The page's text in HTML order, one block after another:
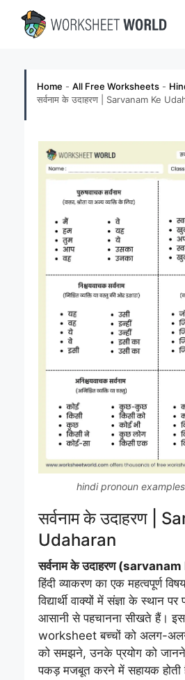
content
Home - All Free Worksheets -
सर्वनाम के उदाहरण | Sarvanam Ke
hindi pronoun
सर्वनाम के उदाहरण |
Udaharan
सर्वनाम के उदाहरण
हिंदी व्याकरण का एक महत्वपूर्ण
विद्यार्थी वाक्यों में संज्ञा के स्थान
आसानी से पहचानना सीखते हैं।
worksheet बच्चों को अलग-अलग
को समझने, उनके प्रयोग को
पकड़ मजबूत करने में सहायक होती